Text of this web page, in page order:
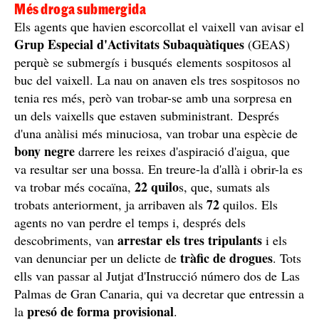
Més droga submergida
Els agents que havien escorcollat el vaixell van avisar el
Grup Especial d'Activitats Subaquàtiques (GEAS)
perquè se submergís i busqués elements sospitosos al
buc del vaixell. La nau on anaven els tres sospitosos no
tenia res més, però van trobar-se amb una sorpresa en
un dels vaixells que estaven subministrant. Després
d'una anàlisi més minuciosa, van trobar una espècie de
bony negre darrere les reixes d'aspiració d'aigua, que
va resultar ser una bossa. En treure-la d'allà i obrir-la es
va trobar més cocaïna, 22 quilos, que, sumats als
trobats anteriorment, ja arribaven als 72 quilos. Els
agents no van perdre el temps i, després dels
descobriments, van arrestar els tres tripulants i els
van denunciar per un delicte de tràfic de drogues. Tots
ells van passar al Jutjat d'Instrucció número dos de Las
Palmas de Gran Canaria, qui va decretar que entressin a
la presó de forma provisional.